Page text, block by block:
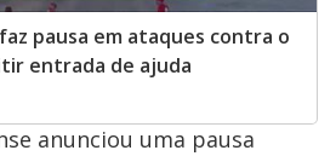
pausa em ataques contra o
entrada de ajuda
anunciou uma pausa